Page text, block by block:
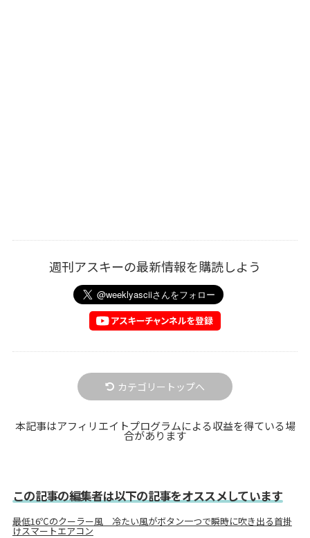
週刊アスキーの最新情報を購読しよう
カテゴリートップへ
本記事はアフィリエイトプログラムによる収益を得ている場
合があります
この記事の編集者は以下の記事をオススメしています
最低16℃のクーラー風 冷たい風がボタン一つで瞬時に吹き出る首掛
けスマートエアコン